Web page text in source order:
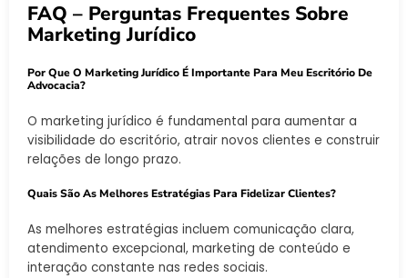
FAQ – Perguntas Frequentes Sobre
Marketing Jurídico
Por Que O Marketing Jurídico É Importante Para Meu Escritório De
Advocacia?
O marketing jurídico é fundamental para aumentar a
visibilidade do escritório, atrair novos clientes e construir
relações de longo prazo.
Quais São As Melhores Estratégias Para Fidelizar Clientes?
As melhores estratégias incluem comunicação clara,
atendimento excepcional, marketing de conteúdo e
interação constante nas redes sociais.